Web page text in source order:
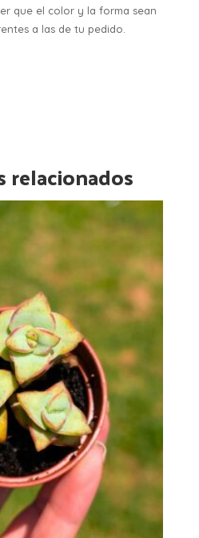
que el color y la forma sean
a las de tu pedido.
relacionados